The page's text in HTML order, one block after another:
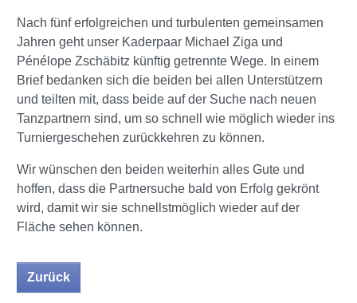
Nach fünf erfolgreichen und turbulenten gemeinsamen
Jahren geht unser Kaderpaar Michael Ziga und
Pénélope Zschäbitz künftig getrennte Wege. In einem
Brief bedanken sich die beiden bei allen Unterstützern
und teilten mit, dass beide auf der Suche nach neuen
Tanzpartnern sind, um so schnell wie möglich wieder ins
Turniergeschehen zurückkehren zu können.
Wir wünschen den beiden weiterhin alles Gute und
hoffen, dass die Partnersuche bald von Erfolg gekrönt
wird, damit wir sie schnellstmöglich wieder auf der
Fläche sehen können.
Zurück